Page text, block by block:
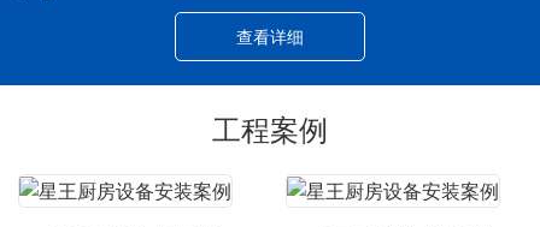
查看详细
工程案例